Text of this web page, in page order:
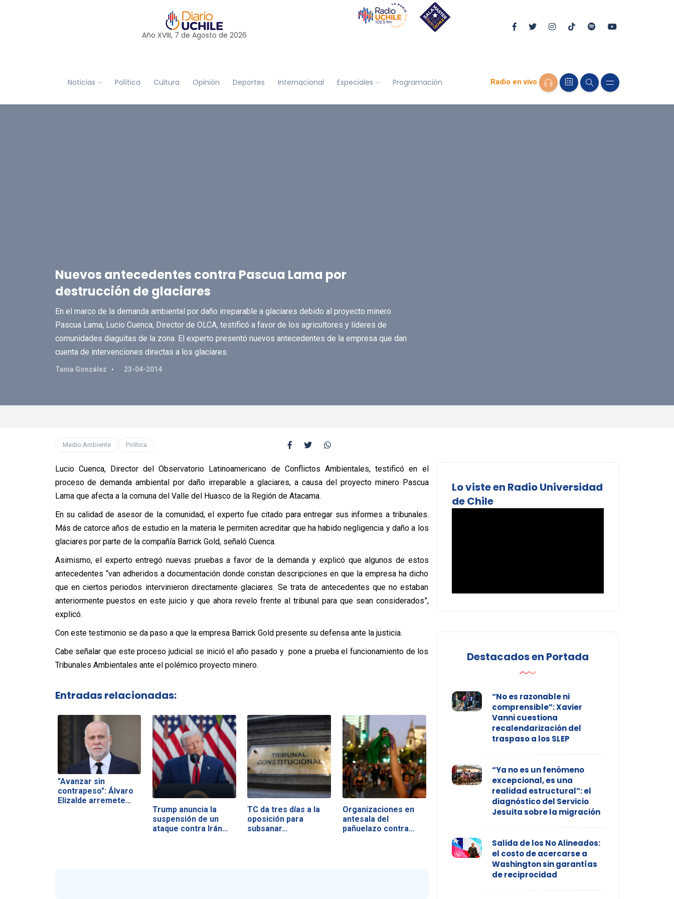
Año XVIII, 7 de Agosto de 2026
Noticias Política Cultura Opinión Deportes Internacional Especiales Programación Radio en vivo
Nuevos antecedentes contra Pascua Lama por
destrucción de glaciares
En el marco de la demanda ambiental por daño irreparable a glaciares debido al proyecto minero
Pascua Lama, Lucio Cuenca, Director de OLCA, testificó a favor de los agricultores y líderes de
comunidades diaguitas de la zona. El experto presentó nuevos antecedentes de la empresa que dan
cuenta de intervenciones directas a los glaciares.
Tania González 23-04-2014
Medio Ambiente Política
Lucio Cuenca, Director del Observatorio Latinoamericano de Conflictos Ambientales, testificó en el
proceso de demanda ambiental por daño irreparable a glaciares, a causa del proyecto minero Pascua
Lama que afecta a la comuna del Valle del Huasco de la Región de Atacama.
En su calidad de asesor de la comunidad, el experto fue citado para entregar sus informes a tribunales.
Más de catorce años de estudio en la materia le permiten acreditar que ha habido negligencia y daño a los
glaciares por parte de la compañía Barrick Gold, señaló Cuenca.
Asimismo, el experto entregó nuevas pruebas a favor de la demanda y explicó que algunos de estos
antecedentes “van adheridos a documentación donde constan descripciones en que la empresa ha dicho
que en ciertos periodos intervinieron directamente glaciares. Se trata de antecedentes que no estaban
anteriormente puestos en este juicio y que ahora revelo frente al tribunal para que sean considerados”,
explicó.
Con este testimonio se da paso a que la empresa Barrick Gold presente su defensa ante la justicia.
Cabe señalar que este proceso judicial se inició el año pasado y pone a prueba el funcionamiento de los
Tribunales Ambientales ante el polémico proyecto minero.
Entradas relacionadas:
"Avanzar sin
contrapeso": Álvaro
Elizalde arremete…
Trump anuncia la
suspensión de un
ataque contra Irán…
TC da tres días a la
oposición para
subsanar…
Organizaciones en
antesala del
pañuelazo contra…
Lo viste en Radio Universidad
de Chile
Destacados en Portada
“No es razonable ni
comprensible”: Xavier
Vanni cuestiona
recalendarización del
traspaso a los SLEP
“Ya no es un fenómeno
excepcional, es una
realidad estructural”: el
diagnóstico del Servicio
Jesuita sobre la migración
Salida de los No Alineados:
el costo de acercarse a
Washington sin garantías
de reciprocidad